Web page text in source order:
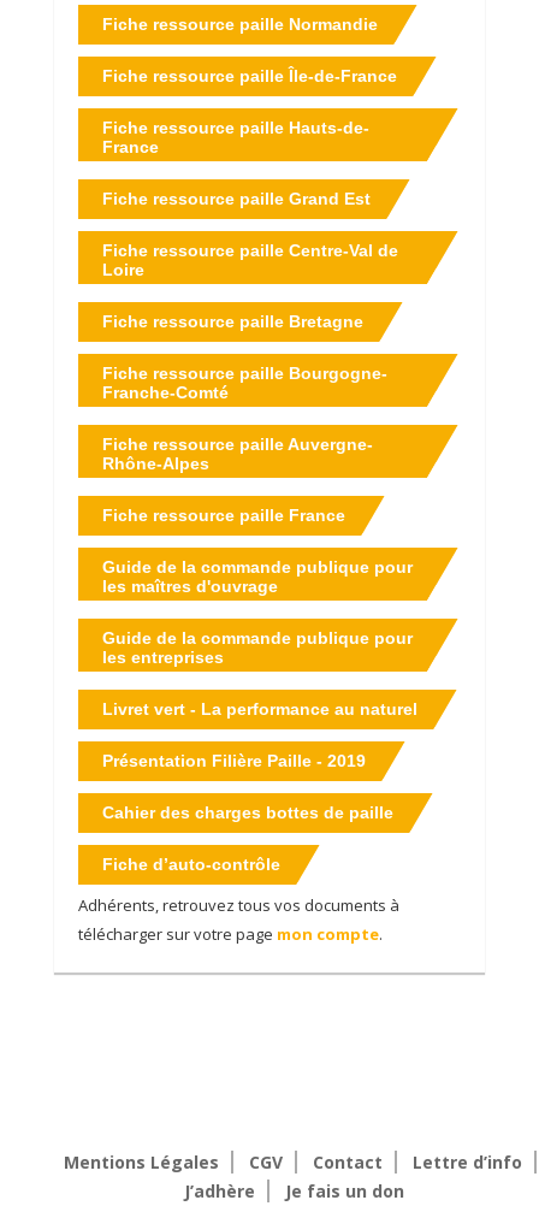
Fiche ressource paille Normandie
Fiche ressource paille Île-de-France
Fiche ressource paille Hauts-de-
France
Fiche ressource paille Grand Est
Fiche ressource paille Centre-Val de
Loire
Fiche ressource paille Bretagne
Fiche ressource paille Bourgogne-
Franche-Comté
Fiche ressource paille Auvergne-
Rhône-Alpes
Fiche ressource paille France
Guide de la commande publique pour
les maîtres d'ouvrage
Guide de la commande publique pour
les entreprises
Livret vert - La performance au naturel
Présentation Filière Paille - 2019
Cahier des charges bottes de paille
Fiche d’auto-contrôle
Adhérents, retrouvez tous vos documents à
télécharger sur votre page mon compte.
Mentions Légales CGV Contact
Lettre d’info
J’adhère
Je fais un don